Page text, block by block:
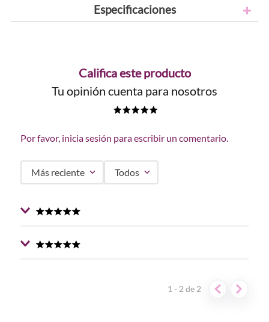
Especificaciones
Califica este producto
Tu opinión cuenta para nosotros
Por favor, inicia sesión para escribir un comentario.
Más reciente Todos
Preciosa esta base, me gusta bastante como deja mi
1 - 2de 2